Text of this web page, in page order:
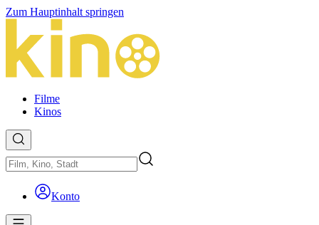
Zum Hauptinhalt springen
Filme
Kinos
Konto